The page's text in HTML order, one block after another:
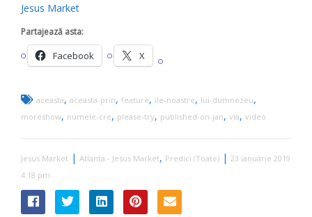
Jesus Market
Partajează asta:
Facebook X
aceasta, aceasta-prin, feature, ile-noastre, lui-dumnezeu,
moreshow, numele-cre, please-try, published-on-jan, via, video
Jesus Market | Atlanta - Jesus Market, Predici (Toate) | 23 ianuarie 2019
4:18 pm